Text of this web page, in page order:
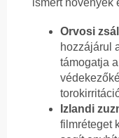
ismert növények
Orvosi
hozzájárul
támogatja
Izlandi
filmréteget